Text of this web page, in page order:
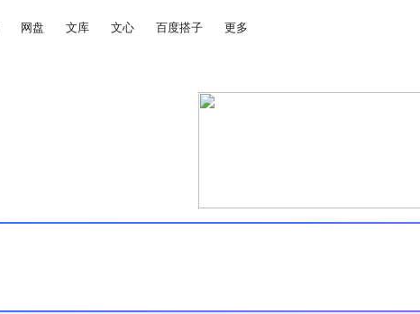
网盘 文库 文心 百度搭子 更多